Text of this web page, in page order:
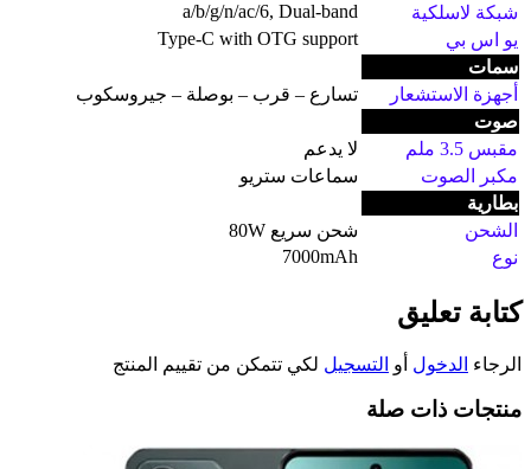
شبكة لاسلكية
a/b/g/n/ac/6, Dual-band
يو اس بي
Type-C with OTG support
سمات
أجهزة الاستشعار
تسارع – قرب – بوصلة – جيروسكوب
صوت
مقبس 3.5 ملم
لا يدعم
مكبر الصوت
سماعات ستريو
بطارية
الشحن
شحن سريع 80W
نوع
7000mAh
كتابة تعليق
الرجاء الدخول أو التسجيل لكي تتمكن من تقييم المنتج
منتجات ذات صلة